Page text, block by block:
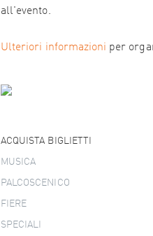
all'evento.
Ulteriori informazioni per
ACQUISTA BIGLIETTI
MUSICA
PALCOSCENICO
FIERE
SPECIALI